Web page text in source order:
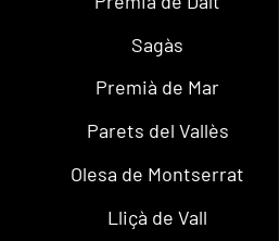
Sagàs
Premià de Mar
Parets del Vallès
Olesa de Montserrat
Lliçà de Vall